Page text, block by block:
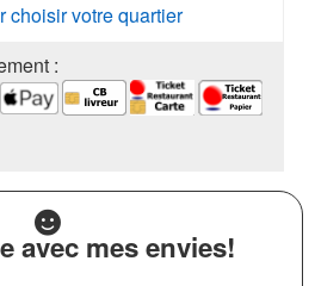
choisir votre quartier
:
avec mes envies!